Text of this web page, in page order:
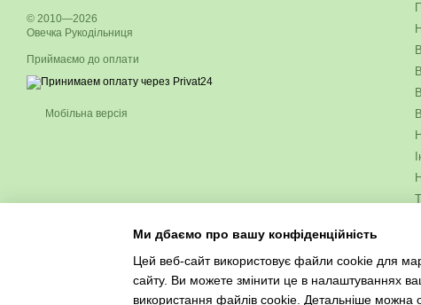
© 2010—2026
Овечка Рукодільниця
Приймаємо до оплати
Мобільна версія
Ми дбаємо про вашу конфіденційність
Цей веб-сайт використовує файли cookie для
сайту. Ви можете змінити це в налаштуваннях
використання файлів cookie. Детальніше можна